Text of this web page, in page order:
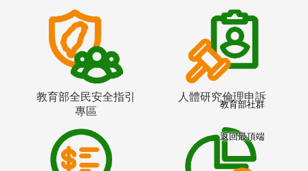
教育部全民安全指引
專區
人體研究倫理申訴
教育部社群
返回最頂端